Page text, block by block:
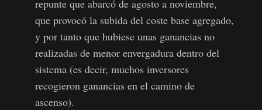
repunte que abarcó de agosto a noviembre,
que provocó la subida del coste base agregado,
y por tanto que hubiese unas ganancias no
realizadas de menor envergadura dentro del
sistema (es decir, muchos inversores
recogieron ganancias en el camino de
ascenso).